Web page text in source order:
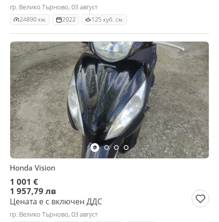
гр. Велико Търново, 03 август
24890 км. 2022 125 куб. см.
Honda Vision
1 001 €
1 957,79 лв
Цената е с включен ДДС
гр. Велико Търново, 03 август